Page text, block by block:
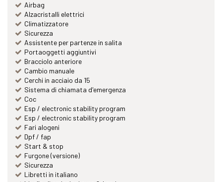
Airbag
Alzacristalli elettrici
Climatizzatore
Sicurezza
Assistente per partenze in salita
Portaoggetti aggiuntivi
Bracciolo anteriore
Cambio manuale
Cerchi in acciaio da 15
Sistema di chiamata d'emergenza
Coc
Esp / electronic stability program
Esp / electronic stability program
Fari alogeni
Dpf / fap
Start & stop
Furgone (versione)
Sicurezza
Libretti in italiano